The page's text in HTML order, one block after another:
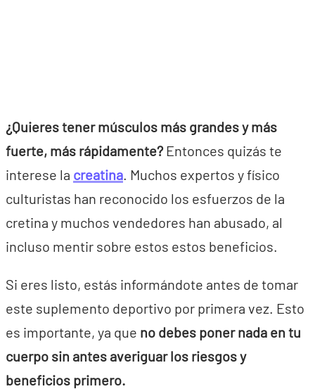
¿Quieres tener músculos más grandes y más
fuerte, más rápidamente?Entonces quizás te
interese la creatina. Muchos expertos y físico
culturistas han reconocido los esfuerzos de la
cretina y muchos vendedores han abusado, al
incluso mentir sobre estos estos beneficios.
Si eres listo, estás informándote antes de tomar
este suplemento deportivo por primera vez. Esto
es importante, ya que no debes poner nada en tu
cuerpo sin antes averiguar los riesgos y
beneficios primero.